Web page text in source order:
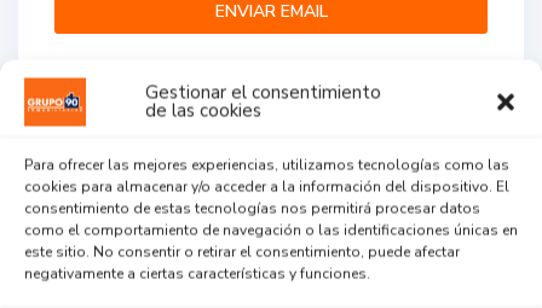
Gestionar el consentimiento
de las cookies
Para ofrecer las mejores experiencias, utilizamos tecnologías como las
cookies para almacenar y/o acceder a la información del dispositivo. El
consentimiento de estas tecnologías nos permitirá procesar datos
como el comportamiento de navegación o las identificaciones únicas en
este sitio. No consentir o retirar el consentimiento, puede afectar
negativamente a ciertas características y funciones.
Agent Reviews
...